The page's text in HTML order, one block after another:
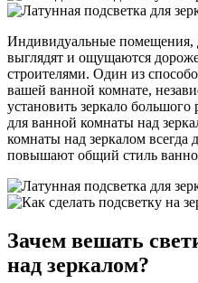
Индивидуальные помещения,
выглядят и ощущаются
строителями. Один из
вашей ванной комнате,
установить зеркало большого
для ванной комнаты над
комнаты над зеркалом всегда
повышают общий стиль
Зачем вешать
над зеркалом?